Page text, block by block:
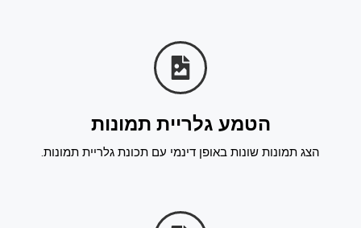
הטמע גלריית תמונות
הצג תמונות שונות באופן דינמי עם תכונת גלריית תמונות.